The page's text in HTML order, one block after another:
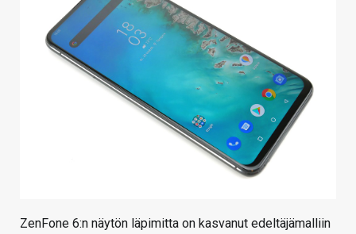
ZenFone 6:n näytön läpimitta on kasvanut edeltäjämalliin